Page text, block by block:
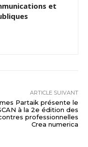
et
ARTICLE SUIVANT
Partaik présente le
à la 2e édition des
professionnelles
Crea numerica